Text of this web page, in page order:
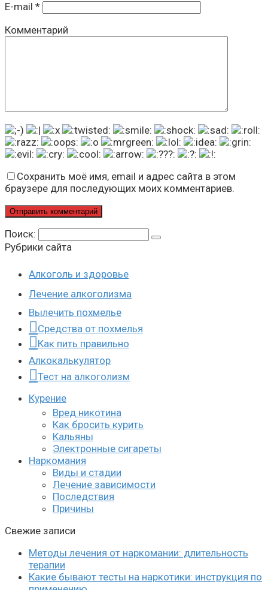
E-mail *
Комментарий
Сохранить моё имя, email и адрес сайта в этом
браузере для последующих моих комментариев.
Поиск:
Рубрики сайта
Алкоголь и здоровье
Лечение алкоголизма
Вылечить похмелье
Средства от похмелья
Как пить правильно
Алкокалькулятор
Тест на алкоголизм
Курение
Вред никотина
Как бросить курить
Кальяны
Электронные сигареты
Наркомания
Виды и стадии
Лечение зависимости
Последствия
Причины
Свежие записи
Методы лечения от наркомании: длительность
терапии
Какие бывают тесты на наркотики: инструкция по